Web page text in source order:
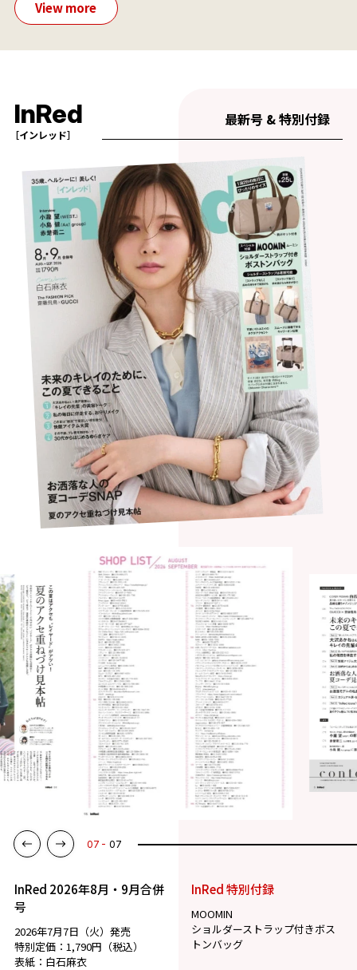
View more
InRed
［インレッド］
最新号 & 特別付録
07 07
InRed 2026年8月・9月合併
号
2026年7月7日（火）発売
特別定価：1,790円（税込）
表紙：白石麻衣
InRed 特別付録
MOOMIN
ショルダーストラップ付きボス
トンバッグ